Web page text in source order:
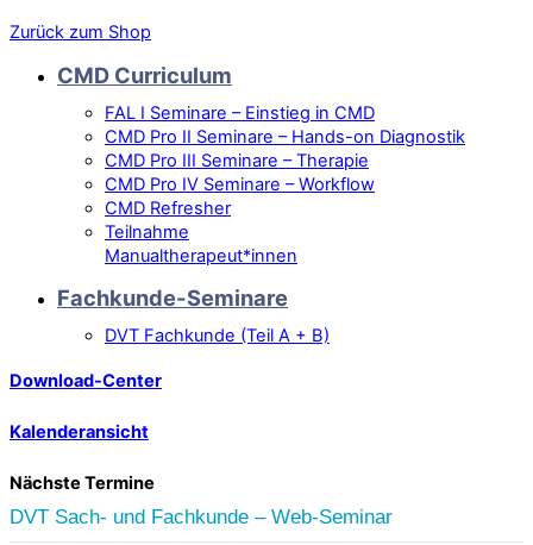
Zurück zum Shop
CMD Curriculum
FAL I Seminare – Einstieg in CMD
CMD Pro II Seminare – Hands-on Diagnostik
CMD Pro III Seminare – Therapie
CMD Pro IV Seminare – Workflow
CMD Refresher
Teilnahme
Manualtherapeut*innen
Fachkunde-Seminare
DVT Fachkunde (Teil A + B)
Download-Center
Kalenderansicht
Nächste Termine
DVT Sach- und Fachkunde – Web-Seminar